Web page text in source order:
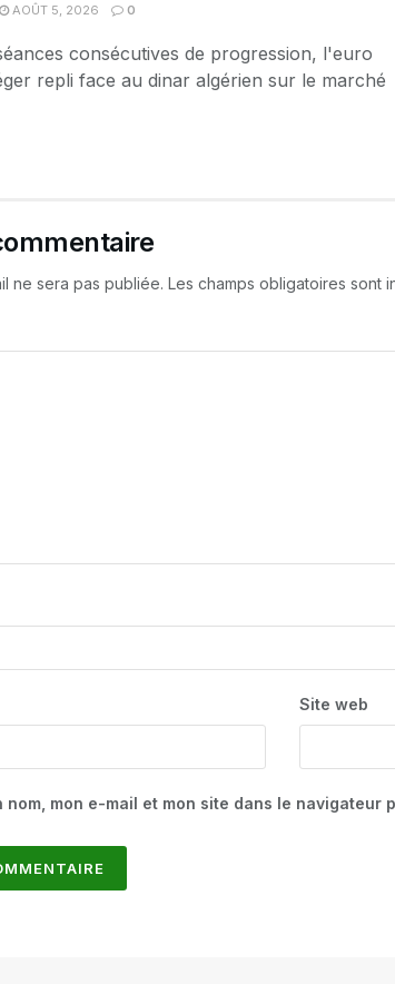
AOÛT 5, 2026 0
consécutives de progression, l'euro
repli face au dinar algérien sur le marché
ne sera pas publiée. Les champs obligatoires sont
Site web
nom, mon e-mail et mon site dans le navigateur